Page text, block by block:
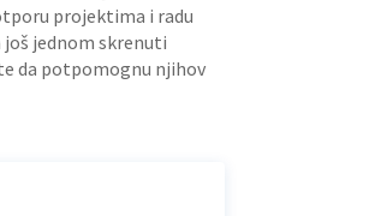
projektima i radu
još jednom skrenuti
da potpomognu njihov